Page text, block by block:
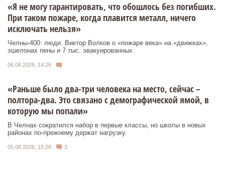
«Я не могу гарантировать, что обошлось без погибших.
При таком пожаре, когда плавится металл, ничего
исключать нельзя»
Челны-400: люди. Виктор Волков о «пожаре века» на «движках»,
эшелонах пены и 7 тыс. эвакуированных.
06.08.2026, 14:26
«Раньше было два-три человека на место, сейчас –
полтора-два. Это связано с демографической ямой, в
которую мы попали»
В Челнах сократился набор в первые классы, но школы в новых
районах по-прежнему держат нагрузку.
05.08.2026, 15:28 3